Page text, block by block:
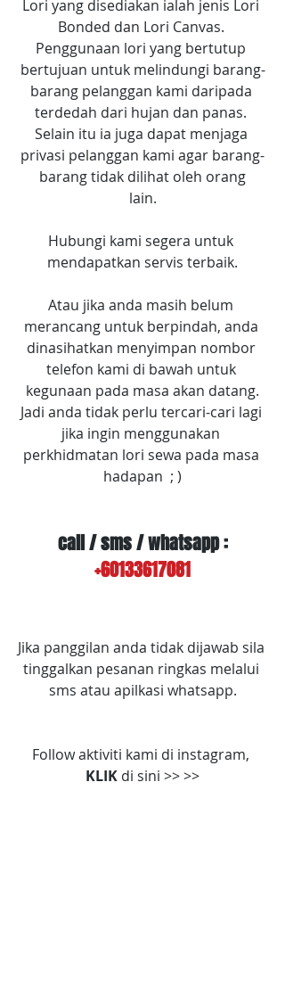
Lori yang disediakan ialah jenis Lori
Bonded dan Lori Canvas.
Penggunaan lori yang bertutup
bertujuan untuk melindungi barang-
barang pelanggan kami daripada
terdedah dari hujan dan panas.
Selain itu ia juga dapat menjaga
privasi pelanggan kami agar barang-
barang tidak dilihat oleh orang
lain.
Hubungi kami segera untuk
mendapatkan servis terbaik.
Atau jika anda masih belum
merancang untuk berpindah, anda
dinasihatkan menyimpan nombor
telefon kami di bawah untuk
kegunaan pada masa akan datang.
Jadi anda tidak perlu tercari-cari lagi
jika ingin menggunakan
perkhidmatan lori sewa pada masa
hadapan  ; )
call / sms / whatsapp :
+60133617081
Jika panggilan anda tidak dijawab sila
tinggalkan pesanan ringkas melalui
sms atau apilkasi whatsapp.
Follow aktiviti kami di instagram,
KLIK di sini >> >>